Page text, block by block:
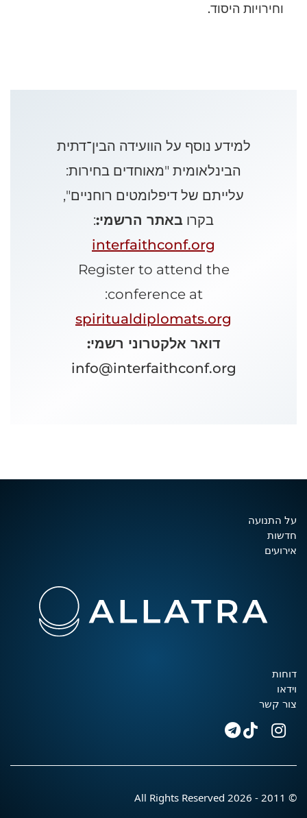
וחירויות היסוד.
למידע נוסף על הוועידה הבין־דתית
הבינלאומית "מאוחדים בחירות:
עלייתם של דיפלומטים רוחניים",
בקרו באתר הרשמי::
interfaithconf.org
Register to attend the
conference at:
spiritualdiplomats.org
דואר אלקטרוני רשמי:
info@interfaithconf.org
על התנועה
חדשות
אירועים
דוחות
וידאו
צור קשר
© 2011 - 2026 All Rights Reserved